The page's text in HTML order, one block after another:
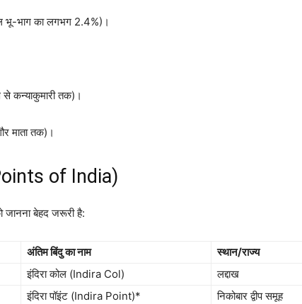
भू-भाग का लगभग 2.4%)।
से कन्याकुमारी तक)।
माता तक)।
of India)
जानना बेहद जरूरी है:
अंतिम बिंदु का नाम
स्थान/राज्य
इंदिरा कोल (Indira Col)
लद्दाख
इंदिरा पॉइंट (Indira Point)*
निकोबार द्वीप समूह